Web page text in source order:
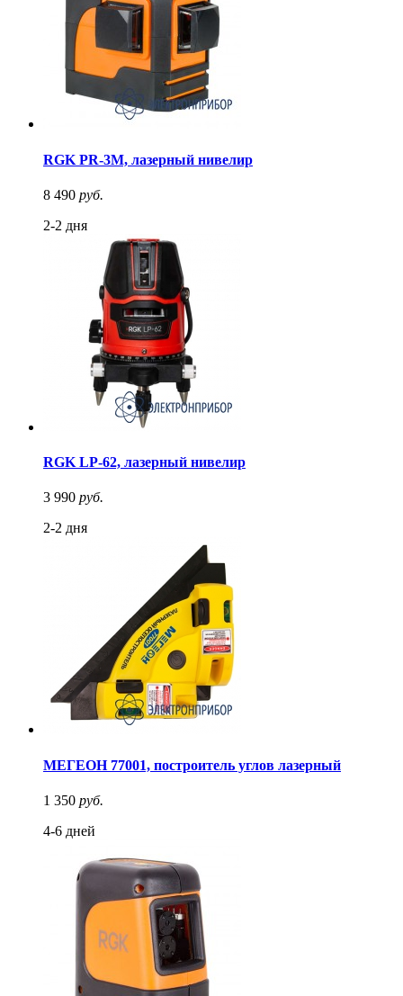
RGK PR-3M, лазерный нивелир
8 490 руб.
2-2 дня
RGK LP-62, лазерный нивелир
3 990 руб.
2-2 дня
МЕГЕОН 77001, построитель углов лазерный
1 350 руб.
4-6 дней